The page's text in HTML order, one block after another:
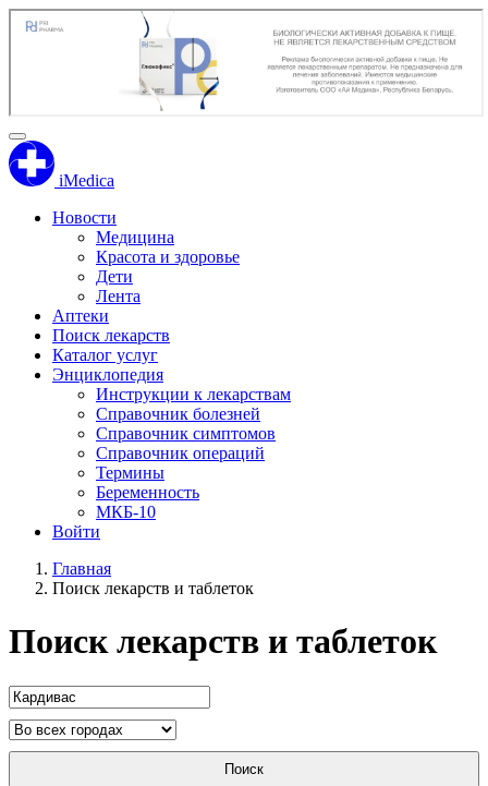
iMedica
Новости
Медицина
Красота и здоровье
Дети
Лента
Аптеки
Поиск лекарств
Каталог услуг
Энциклопедия
Инструкции к лекарствам
Справочник болезней
Справочник симптомов
Справочник операций
Термины
Беременность
МКБ-10
Войти
Главная
Поиск лекарств и таблеток
Поиск лекарств и таблеток
Поиск